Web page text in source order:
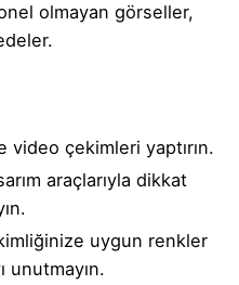
olmayan görseller,
çekimleri yaptırın.
araçlarıyla dikkat
uygun renkler
unutmayın.